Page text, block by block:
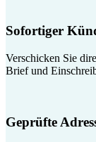
Sofortiger
Verschicken Sie
Brief und
Geprüfte